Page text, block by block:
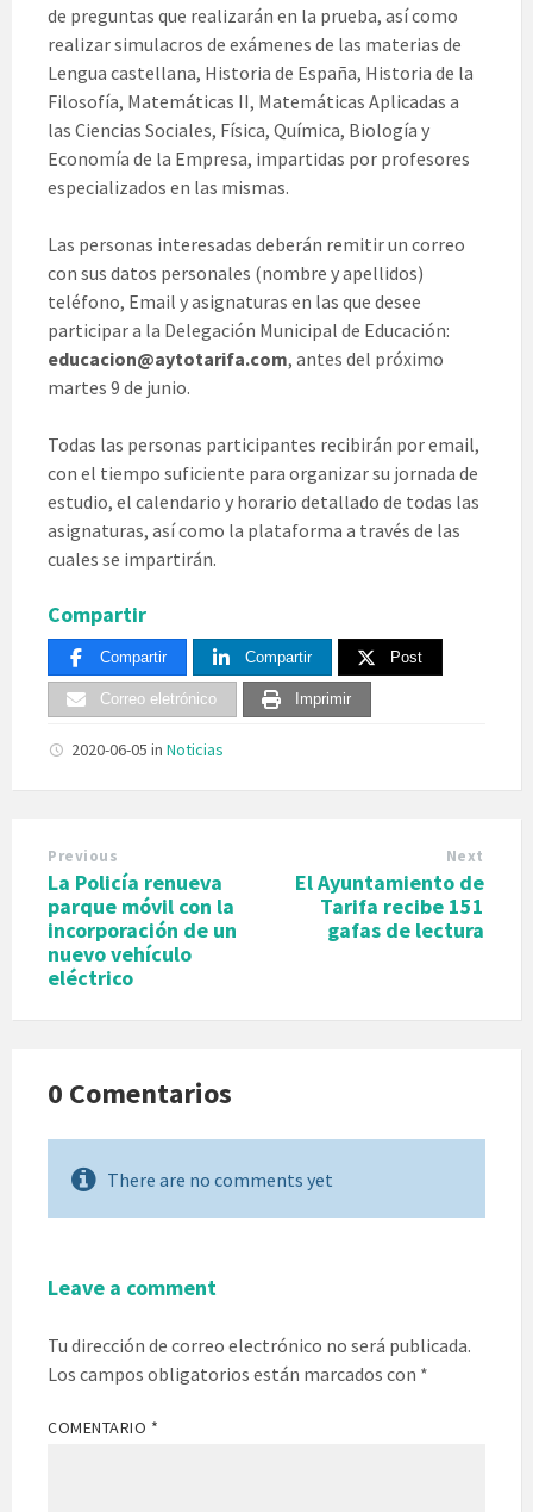
de preguntas que realizarán en la prueba, así como
realizar simulacros de exámenes de las materias de
Lengua castellana, Historia de España, Historia de la
Filosofía, Matemáticas II, Matemáticas Aplicadas a
las Ciencias Sociales, Física, Química, Biología y
Economía de la Empresa, impartidas por profesores
especializados en las mismas.
Las personas interesadas deberán remitir un correo
con sus datos personales (nombre y apellidos)
teléfono, Email y asignaturas en las que desee
participar a la Delegación Municipal de Educación:
educacion@aytotarifa.com, antes del próximo
martes 9 de junio.
Todas las personas participantes recibirán por email,
con el tiempo suficiente para organizar su jornada de
estudio, el calendario y horario detallado de todas las
asignaturas, así como la plataforma a través de las
cuales se impartirán.
Compartir
Compartir Compartir Post
Correo eletrónico Imprimir
2020-06-05 in Noticias
Previous
La Policía renueva
parque móvil con la
incorporación de un
nuevo vehículo
eléctrico
Next
El Ayuntamiento de
Tarifa recibe 151
gafas de lectura
0 Comentarios
There are no comments yet
Leave a comment
Tu dirección de correo electrónico no será publicada.
Los campos obligatorios están marcados con *
COMENTARIO *